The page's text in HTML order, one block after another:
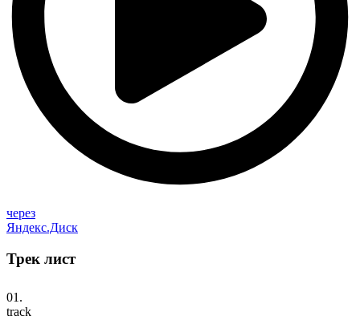
через
Яндекс.Диск
Трек лист
01.
track